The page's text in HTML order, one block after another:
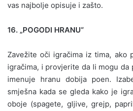
vas najbolje opisuje i zašto.
16. „POGODI HRANU“
Zavežite oči igračima iz tima, ako
igračima, i provjerite da li mogu da
imenuje hranu dobija poen.
smješna kada se gleda kako je
oboje (spagete, gljive, grejp,